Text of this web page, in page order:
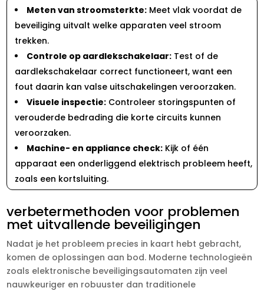
Meten van stroomsterkte: Meet vlak voordat de
beveiliging uitvalt welke apparaten veel stroom
trekken.​
Controle op aardlekschakelaar: Test of de
aardlekschakelaar correct functioneert, want een
fout daarin kan valse uitschakelingen veroorzaken.​
Visuele inspectie: Controleer storingspunten of
verouderde bedrading die korte circuits kunnen
veroorzaken.​
Machine- en appliance check: Kijk of één
apparaat een onderliggend elektrisch probleem heeft,
zoals een kortsluiting.​
verbetermethoden voor problemen
met uitvallende beveiligingen
Nadat je het probleem precies in kaart hebt gebracht,
komen de oplossingen aan bod.​ Moderne technologieën
zoals elektronische beveiligingsautomaten zijn veel
nauwkeuriger en robuuster dan traditionele